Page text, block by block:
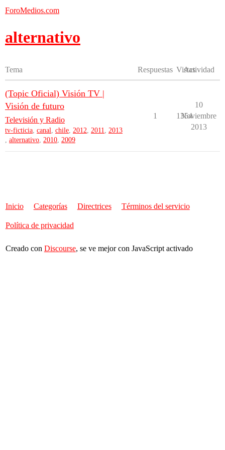
ForoMedios.com
alternativo
Tema Respuestas Vistas
Actividad
(Topic Oficial) Visión TV |
Visión de futuro
Televisión y Radio
tv-ficticia, canal, chile, 2012, 2011, 2013
, alternativo, 2010, 2009
1 1354
10
Noviembre
2013
Inicio Categorías Directrices Términos del servicio
Política de privacidad
Creado con Discourse, se ve mejor con JavaScript activado